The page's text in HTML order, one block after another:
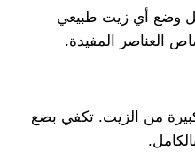
وضع أي زيت طبيعي
العناصر المفيدة.
من الزيت. تكفي بضع